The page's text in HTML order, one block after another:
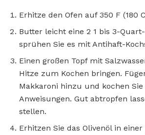
Erhitze den Ofen auf 350 F (180
Butter leicht eine 2 1 bis 3-
sprühen Sie es mit Antihaft-
Einen großen Topf mit
Hitze zum Kochen bringen.
Makkaroni hinzu und kochen
Anweisungen. Gut abtropfen
stellen.
Erhitzen Sie das Olivenöl in